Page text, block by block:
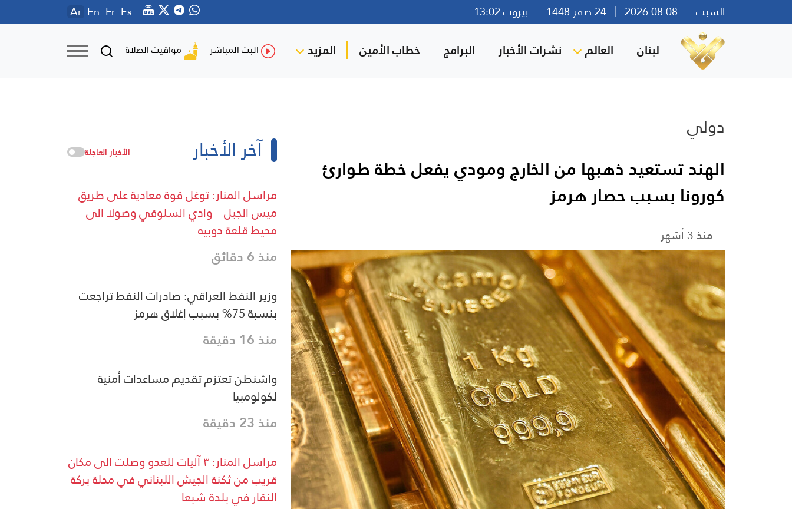
السبت بيروت 13:02 Ar En Fr Es
لبنان العالم نشرات الأخبار البرامج خطاب الأمين المزيد البث المباشر مواقيت الصلاة
دولي
الهند تستعيد ذهبها من الخارج ومودي يفعل خطة طوارئ
كورونا بسبب حصار هرمز
منذ 3 أشهر
آخر الأخبار الأخبار العاجلة
مراسل المنار: توغل قوة معادية على طريق
ميس الجبل – وادي السلوقي وصولا الى
محيط قلعة دوبيه
منذ 6 دقائق
وزير النفط العراقي: صادرات النفط تراجعت
بنسبة 75% بسبب إغلاق هرمز
منذ 16 دقيقة
واشنطن تعتزم تقديم مساعدات أمنية
لكولومبيا
منذ 23 دقيقة
مراسل المنار: ٣ آليات للعدو وصلت الى مكان
قريب من ثكنة الجيش اللبناني في محلة بركة
النقار في بلدة شبعا